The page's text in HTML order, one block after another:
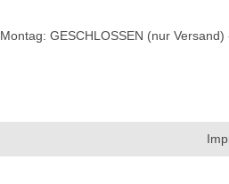
Montag: GESCHLOSSEN (nur